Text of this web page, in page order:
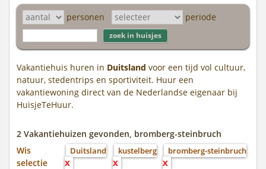
personen periode
Vakantiehuis huren in Duitsland voor een tijd vol cultuur,
natuur, stedentrips en sportiviteit. Huur een
vakantiewoning direct van de Nederlandse eigenaar bij
HuisjeTeHuur.
2 Vakantiehuizen gevonden, bromberg-steinbruch
Wis
selectie
Duitsland
X
kustelberg
X
bromberg-steinbruch
X